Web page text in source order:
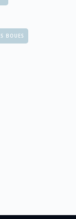
évoluent
de leur
de nombreuses
BOUES